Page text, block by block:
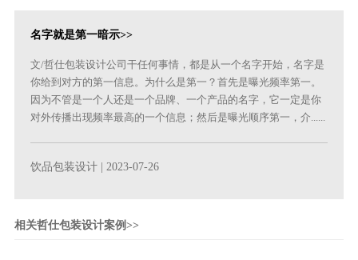
名字就是第一暗示>>
文/哲仕包装设计公司干任何事情，都是从一个名字开始，名字是
你给到对方的第一信息。为什么是第一？首先是曝光频率第一。
因为不管是一个人还是一个品牌、一个产品的名字，它一定是你
对外传播出现频率最高的一个信息；然后是曝光顺序第一，介......
饮品包装设计 | 2023-07-26
相关哲仕包装设计案例>>